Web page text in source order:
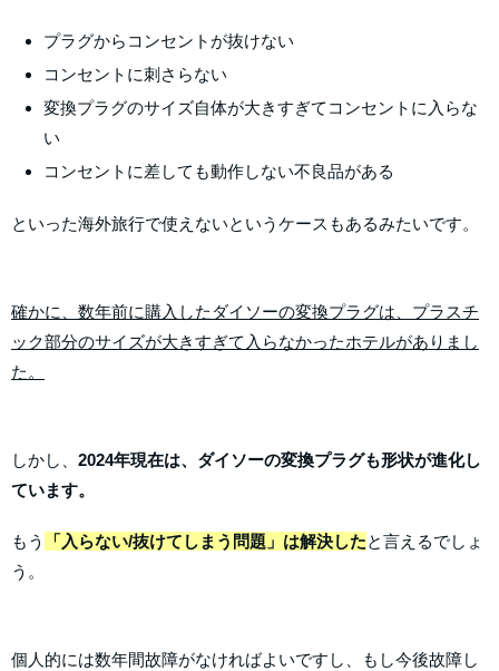
プラグからコンセントが抜けない
コンセントに刺さらない
変換プラグのサイズ自体が大きすぎてコンセントに入らな
い
コンセントに差しても動作しない不良品がある
といった海外旅行で使えないというケースもあるみたいです。
確かに、数年前に購入したダイソーの変換プラグは、プラスチ
ック部分のサイズが大きすぎて入らなかったホテルがありまし
た。
しかし、 2024年現在は、ダイソーの変換プラグも形状が進化し
ています。
もう 「入らない/抜けてしまう問題」は解決したと言えるでしょ
う。
個人的には数年間故障がなければよいですし、もし今後故障し